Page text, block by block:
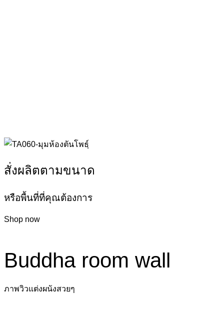
สั่งผลิตตามขนาด
หรือพื้นที่ที่คุณต้องการ
Shop now
Buddha room wall
ภาพวิวแต่งผนังสวยๆ